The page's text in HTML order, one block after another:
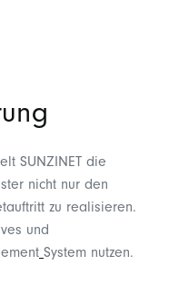
SUNZINET die
nicht nur den
zu realisieren.
und
System nutzen.